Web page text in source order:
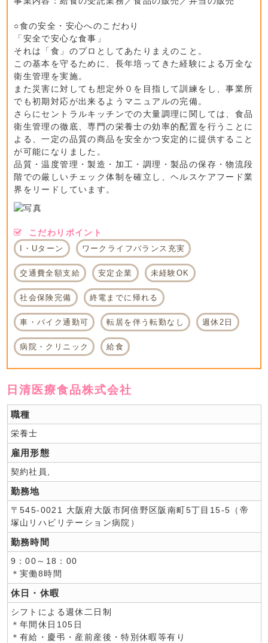
○食の安全・安心へのこだわり
「安全で安心な食事」
それは「食」のプロとしてあたりまえのこと。
この基本を守るために、長年培ってきた経験による万全な
衛生管理を実施。
また災害に対しても想定外０を目指して訓練をし、事業所
でも初期対応が出来るようマニュアルの完備。
さらにセントラルキッチンでの大量調理に関しては、食品
衛生管理の徹底、専門の栄養士の効率的配置を行うことに
よる、一定の品質の商品を安全かつ安定的に提供すること
が可能になりました。
品質・温度管理・製造・加工・調理・製品の保存・物流段
階での厳しいチェック体制を確立し、ヘルスケアフード業
界をリードしています。
こだわりポイント
I・Uターン ワークライフバランス充実
交通費全額支給 安定企業 未経験OK
社会保険完備 終電までに帰れる
車・バイク通勤可 転居を伴う転勤なし 週休2日
病院・クリニック 給食
日清医療食品株式会社
職種
栄養士
雇用形態
契約社員,
勤務地
〒545-0021 大阪府大阪市阿倍野区阪南町5丁目15-5（帝
塚山リハビリテーション病院）
勤務時間
9：00～18：00
＊実働8時間
休日・休暇
シフトによる週休二日制
＊年間休日105日
＊有給・慶弔・産前産後・特別休暇等有り